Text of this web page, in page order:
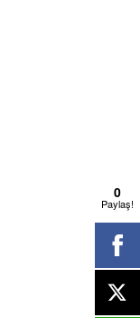
0
Paylaş!